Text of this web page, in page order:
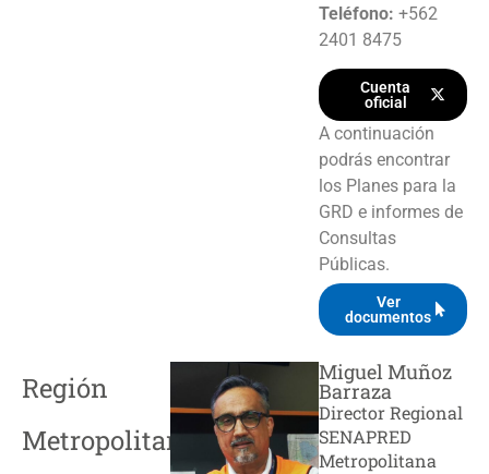
Teléfono: +562
2401 8475
Cuenta
oficial
A continuación
podrás encontrar
los Planes para la
GRD e informes de
Consultas
Públicas.
Ver
documentos
Región
Metropolitana
Miguel Muñoz
Barraza
Director Regional
SENAPRED
Metropolitana